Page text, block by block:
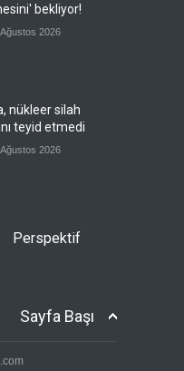
bekliyor!
2026
nükleer silah
teyid etmedi
2026
Fas'ta yaptı
Hilafet ve
Perspektif
Sayfa Başı